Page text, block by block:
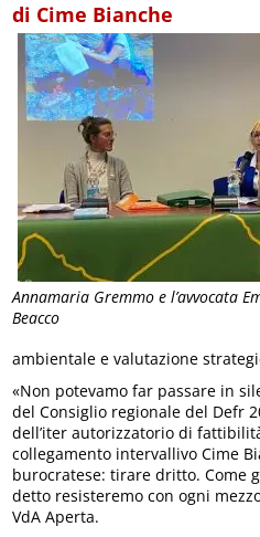
di Cime Bianche
Annamaria Gremmo e l’avvocata
Beacco
ambientale e valutazione
«Non potevamo far passare in
del Consiglio regionale del Defr
dell’iter autorizzatorio di
collegamento intervallivo Cime
burocratese: tirare dritto. Come
detto resisteremo con ogni
VdA Aperta.